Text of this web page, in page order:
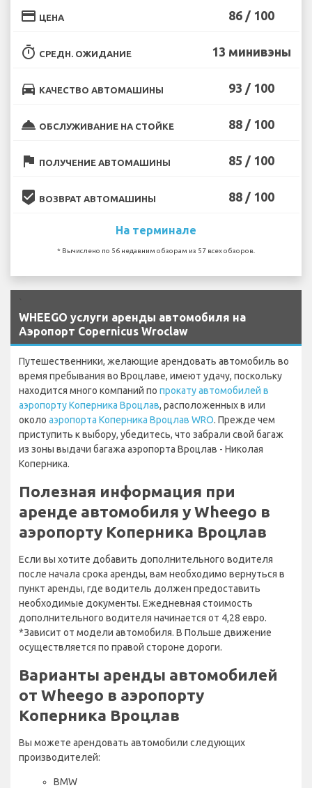
credit_card ЦЕНА 86 / 100
timer СРЕДН. ОЖИДАНИЕ 13 минивэны
directions_car КАЧЕСТВО АВТОМАШИНЫ 93 / 100
room_service ОБСЛУЖИВАНИЕ НА СТОЙКЕ 88 / 100
flag ПОЛУЧЕНИЕ АВТОМАШИНЫ 85 / 100
beenhere ВОЗВРАТ АВТОМАШИНЫ 88 / 100
На терминале
* Вычислено по 56 недавним обзорам из 57 всех обзоров.
WHEEGO услуги аренды автомобиля на
Аэропорт Copernicus Wroclaw
Путешественники, желающие арендовать автомобиль во
время пребывания во Вроцлаве, имеют удачу, поскольку
находится много компаний по прокату автомобилей в
аэропорту Коперника Вроцлав, расположенных в или
около аэропорта Коперника Вроцлав WRO. Прежде чем
приступить к выбору, убедитесь, что забрали свой багаж
из зоны выдачи багажа аэропорта Вроцлав - Николая
Коперника.
Полезная информация при
аренде автомобиля у Wheego в
аэропорту Коперника Вроцлав
Если вы хотите добавить дополнительного водителя
после начала срока аренды, вам необходимо вернуться в
пункт аренды, где водитель должен предоставить
необходимые документы. Ежедневная стоимость
дополнительного водителя начинается от 4,28 евро.
*Зависит от модели автомобиля. В Польше движение
осуществляется по правой стороне дороги.
Варианты аренды автомобилей
от Wheego в аэропорту
Коперника Вроцлав
Вы можете арендовать автомобили следующих
производителей:
BMW